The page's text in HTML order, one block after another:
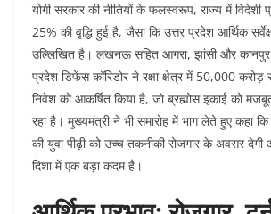
योगी सरकार की नीतियों के फलस्वरूप, राज्य में विदेशी
25% की वृद्धि हुई है, जैसा कि उत्तर प्रदेश आर्थिक
उल्लिखित है। लखनऊ सहित आगरा, झांसी और
प्रदेश डिफेंस कॉरिडोर ने रक्षा क्षेत्र में 50,000
निवेश को आकर्षित किया है, जो ब्रह्मोस इकाई को
रहा है। मुख्यमंत्री ने भी समारोह में भाग लेते हुए कहा कि
की युवा पीढ़ी को उच्च तकनीकी रोजगार के अवसर देगी
दिशा में एक बड़ा कदम है।